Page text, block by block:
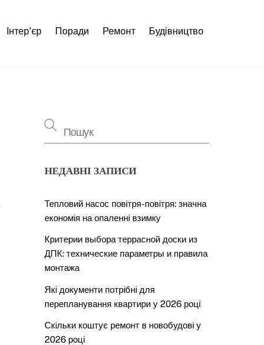
Інтер’єр Поради Ремонт Будівництво
НЕДАВНІ ЗАПИСИ
Тепловий насос повітря-повітря: значна
економія на опаленні взимку
Критерии выбора террасной доски из
ДПК: технические параметры и правила
монтажа
Які документи потрібні для
перепланування квартири у 2026 році
Скільки коштує ремонт в новобудові у
2026 році